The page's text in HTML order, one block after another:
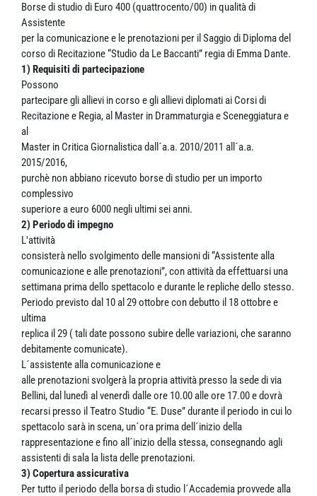
Borse di studio di Euro 400 (quattrocento/00) in qualità di
Assistente
per la comunicazione e le prenotazioni per il Saggio di Diploma del
corso di Recitazione “Studio da Le Baccanti” regia di Emma Dante.
1) Requisiti di partecipazione
Possono
partecipare gli allievi in corso e gli allievi diplomati ai Corsi di
Recitazione e Regia, al Master in Drammaturgia e Sceneggiatura e
al
Master in Critica Giornalistica dall´a.a. 2010/2011 all´a.a.
2015/2016,
purchè non abbiano ricevuto borse di studio per un importo
complessivo
superiore a euro 6000 negli ultimi sei anni.
2) Periodo di impegno
L'attività
consisterà nello svolgimento delle mansioni di “Assistente alla
comunicazione e alle prenotazioni”, con attività da effettuarsi una
settimana prima dello spettacolo e durante le repliche dello stesso.
Periodo previsto dal 10 al 29 ottobre con debutto il 18 ottobre e
ultima
replica il 29 ( tali date possono subire delle variazioni, che saranno
debitamente comunicate).
L´assistente alla comunicazione e
alle prenotazioni svolgerà la propria attività presso la sede di via
Bellini, dal lunedì al venerdì dalle ore 10.00 alle ore 17.00 e dovrà
recarsi presso il Teatro Studio “E. Duse” durante il periodo in cui lo
spettacolo sarà in scena, un´ora prima dell´inizio della
rappresentazione e fino all´inizio della stessa, consegnando agli
assistenti di sala la lista delle prenotazioni.
3) Copertura assicurativa
Per tutto il periodo della borsa di studio l´Accademia provvede alla